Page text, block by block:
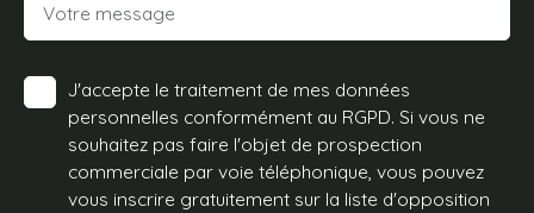
Votre message
J'accepte le traitement de mes données
personnelles conformément au RGPD. Si vous ne
souhaitez pas faire l'objet de prospection
commerciale par voie téléphonique, vous pouvez
vous inscrire gratuitement sur la liste d'opposition